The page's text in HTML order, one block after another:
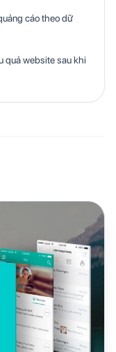
cáo theo dữ
quả website sau khi